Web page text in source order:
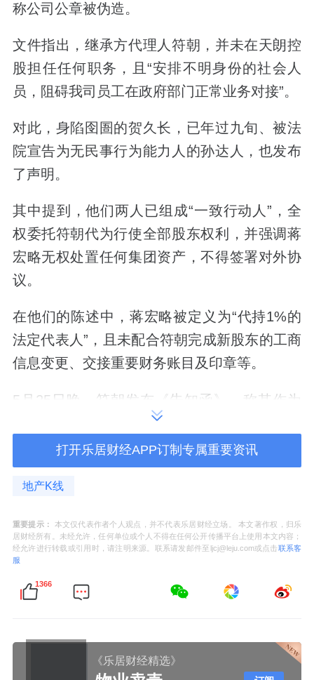
称公司公章被伪造。
文件指出，继承方代理人符朝，并未在天朗控
股担任任何职务，
且“安排不明身份的社会人
员，阻碍我司员工在政府部门正常业务对接”。
对此，身陷囹圄的贺久长，已年过九旬、被法
院宣告为无民事行为能力人的孙达人，也发布
了声明。
其中提到，他们两人已组成“一致行动人”，全
权委托符朝代为行使全部股东权利，并强调蒋
宏略无权处置任何集团资产，不得签署对外协
议。
在他们的陈述中，蒋宏略被定义为“代持1%的
法定代表人”，
且未配合符朝完成新股东的工商
信息变更、交接重要财务账目及印章等。
5月25日晚，符朝发布《告知函》，称其作为
持股99%的合法控股股东，股权权属完整有
效，继承人方面已依法进驻集团总部，收回被
侵占办公场地并临时封存。
处置。
按贺久长、孙达人方面的说法，蒋宏略在未告
知继承人的情况下，将天朗集团旗下的陕西合
陕西合巨源对应的项目，是太白山唐镇，该项
打开乐居财经APP订制专属重要资讯
地产K线
重要提示：
本文仅代表作者个人观点，并不代表乐居财经立场。 本文著作权，归乐
居财经所有。未经允许，任何单位或个人不得在任何公开传播平台上使用本文内容；
经允许进行转载或引用时，请注明来源。联系请发邮件至ljcj@leju.com或点击联系客
服
1366
《乐居财经精选》